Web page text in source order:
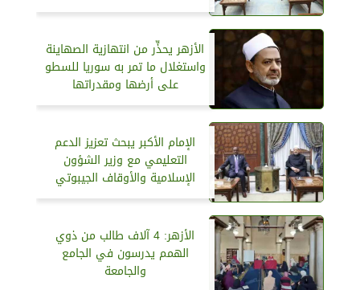
الأزهر يحذِّر من انتهازية الصهاينة
واستغلال ما تمر به سوريا للسطو
على أرضها ومقدراتها
الإمام الأكبر يبحث تعزيز الدعم
التعليمي مع وزير الشؤون
الإسلامية والأوقاف الجيبوتي
الأزهر: 4 آلاف طالب من ذوي
الهمم يدرسون في الجامع
والجامعة